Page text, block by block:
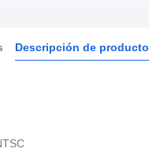
Descripción de producto